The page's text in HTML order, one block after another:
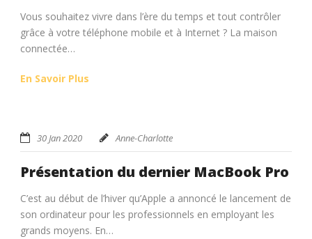
Vous souhaitez vivre dans l’ère du temps et tout contrôler
grâce à votre téléphone mobile et à Internet ? La maison
connectée…
En Savoir Plus
30 Jan 2020 Anne-Charlotte
Présentation du dernier MacBook Pro
C’est au début de l’hiver qu’Apple a annoncé le lancement de
son ordinateur pour les professionnels en employant les
grands moyens. En…